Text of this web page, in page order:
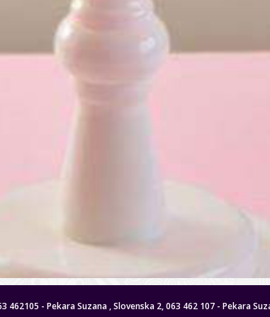
462105 - Pekara Suzana , Slovenska 2, 063 462 107 - Pekara